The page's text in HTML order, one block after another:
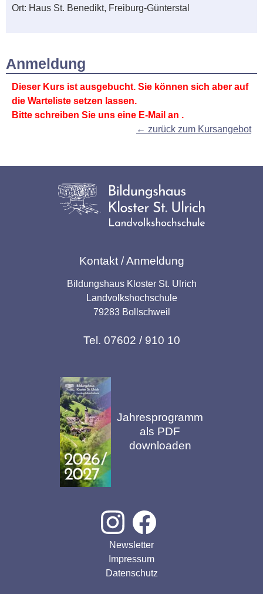
Ort: Haus St. Benedikt, Freiburg-Günterstal
Anmeldung
Dieser Kurs ist ausgebucht. Sie können sich aber auf
die Warteliste setzen lassen.
Bitte schreiben Sie uns eine E-Mail an .
← zurück zum Kursangebot
Kontakt / Anmeldung
Bildungshaus Kloster St. Ulrich
Landvolkshochschule
79283 Bollschweil
Tel. 07602 / 910 10
Jahresprogramm
als PDF
downloaden
Newsletter
Impressum
Datenschutz